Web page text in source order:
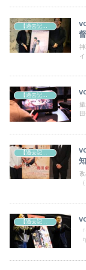
【過去記事】シネマクエスト「神取恭子のシネマコラム」
【過去記事】シネマクエスト「神取恭子のシネマコラム」